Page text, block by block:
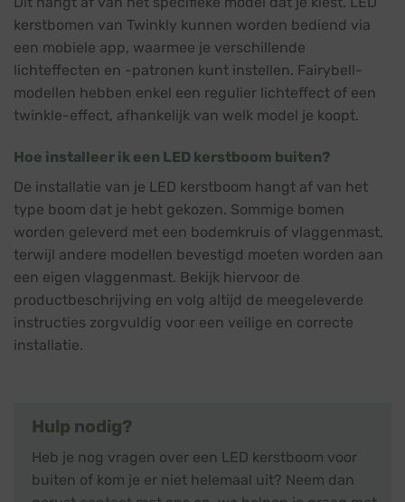
kerstbomen van Twinkly kunnen worden bediend via
een mobiele app, waarmee je verschillende
lichteffecten en -patronen kunt instellen. Fairybell-
modellen hebben enkel een regulier lichteffect of een
twinkle-effect, afhankelijk van welk model je koopt.
Hoe installeer ik een LED kerstboom buiten?
De installatie van je LED kerstboom hangt af van het
type boom dat je hebt gekozen. Sommige bomen
worden geleverd met een bodemkruis of vlaggenmast,
terwijl andere modellen bevestigd moeten worden aan
een eigen vlaggenmast. Bekijk hiervoor de
productbeschrijving en volg altijd de meegeleverde
instructies zorgvuldig voor een veilige en correcte
installatie.
Hulp nodig?
Heb je nog vragen over een LED kerstboom voor
buiten of kom je er niet helemaal uit? Neem dan